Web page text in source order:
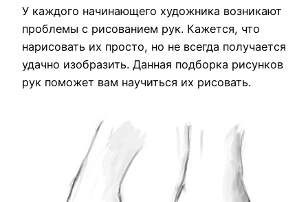
У каждого начинающего художника возникают
проблемы с рисованием рук. Кажется, что
нарисовать их просто, но не всегда получается
удачно изобразить. Данная подборка рисунков
рук поможет вам научиться их рисовать.